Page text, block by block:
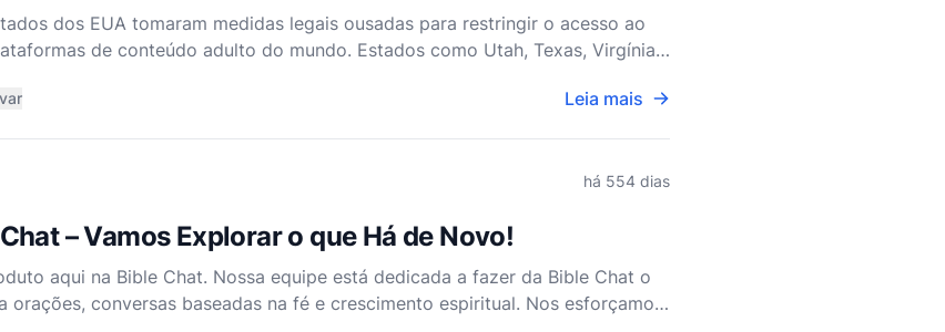
dos EUA tomaram medidas legais ousadas para restringir o acesso ao
de conteúdo adulto do mundo. Estados como Utah, Texas, Virgínia
Leia mais
há 554 dias
– Vamos Explorar o que Há de Novo!
aqui na Bible Chat. Nossa equipe está dedicada a fazer da Bible Chat o
orações, conversas baseadas na fé e crescimento espiritual. Nos esforçamos